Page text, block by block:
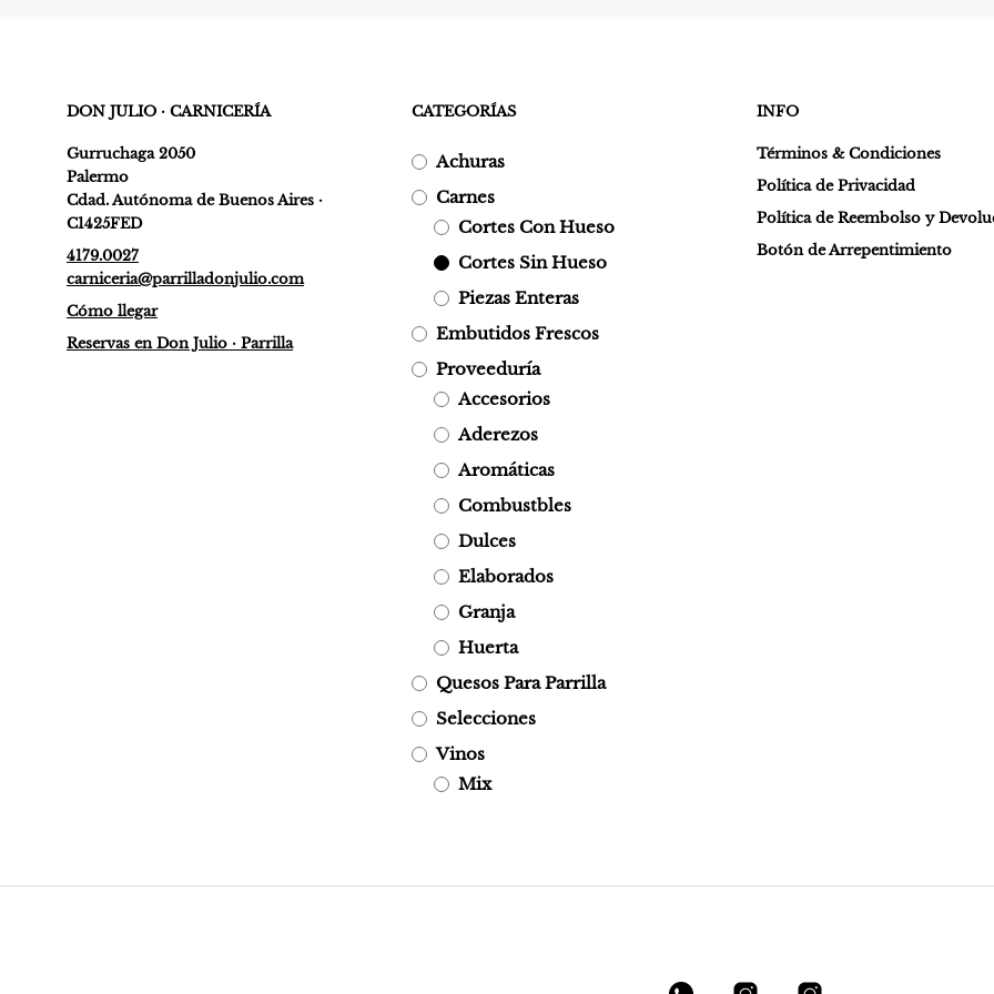
DON JULIO · CARNICERÍA
Gurruchaga 2050
Palermo
Cdad. Autónoma de Buenos Aires ·
C1425FED
4179.0027
carniceria@parrilladonjulio.com
Cómo llegar
Reservas en Don Julio · Parrilla
CATEGORÍAS
Achuras
Carnes
Cortes Con Hueso
Cortes Sin Hueso
Piezas Enteras
Embutidos Frescos
Proveeduría
Accesorios
Aderezos
Aromáticas
Combustbles
Dulces
Elaborados
Granja
Huerta
Quesos Para Parrilla
Selecciones
Vinos
Mix
INFO
Términos & Condiciones
Política de Privacidad
Política de Reembolso y
Botón de Arrepentimiento